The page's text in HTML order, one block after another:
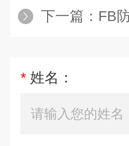
下一篇： FB
* 姓名：